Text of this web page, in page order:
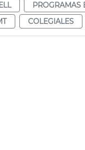
PROGRAMAS
COLEGIALES